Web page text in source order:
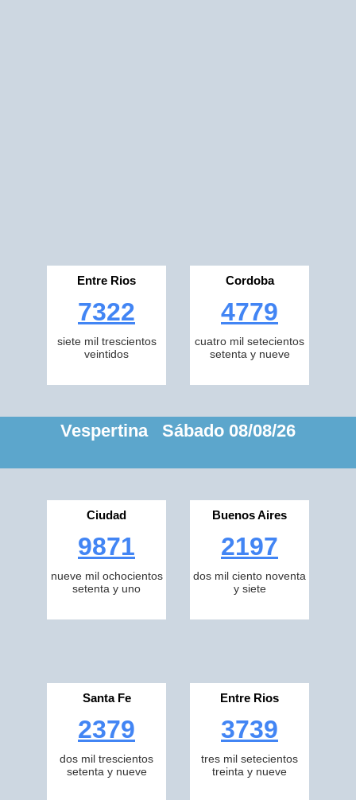
Entre Rios
7322
siete mil trescientos
veintidos
Cordoba
4779
cuatro mil setecientos
setenta y nueve
Vespertina Sábado 08/08/26
Ciudad
9871
nueve mil ochocientos
setenta y uno
Buenos Aires
2197
dos mil ciento noventa
y siete
Santa Fe
2379
dos mil trescientos
setenta y nueve
Entre Rios
3739
tres mil setecientos
treinta y nueve